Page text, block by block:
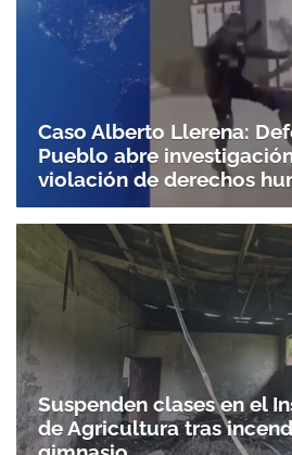
Caso Alberto Llerena:
Pueblo abre
violación de derechos
Suspenden clases en el
de Agricultura tras